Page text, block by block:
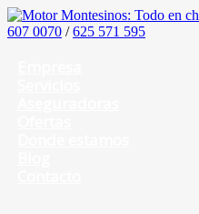
607 0070 /625 571 595